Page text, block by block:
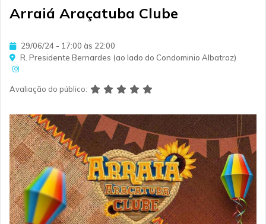
Arraiá Araçatuba Clube
29/06/24 - 17:00 às 22:00
R. Presidente Bernardes (ao lado do Condominio Albatroz)
Avaliação do público: